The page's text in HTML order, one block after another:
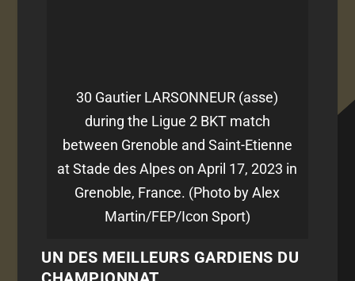
30 Gautier LARSONNEUR (asse)
during the Ligue 2 BKT match
between Grenoble and Saint-Etienne
at Stade des Alpes on April 17, 2023 in
Grenoble, France. (Photo by Alex
Martin/FEP/Icon Sport)
UN DES MEILLEURS GARDIENS DU